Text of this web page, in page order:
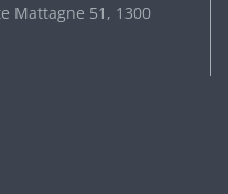
Mattagne 51, 1300